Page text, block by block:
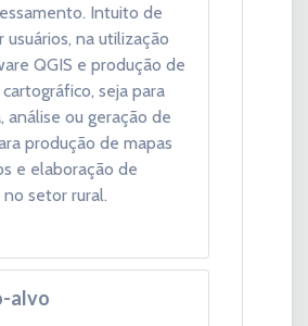
Intuito de
usuários, na utilização
QGIS e produção de
seja para
análise ou geração de
produção de mapas
e elaboração de
setor rural.
alvo